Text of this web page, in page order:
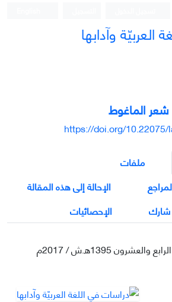
وآدابها
شعر الماغوط
https://doi.org/
ملفات
الإحالة إلى هذه المقالة
شارك
الإحصائيات
1395ه.ش / 2017م